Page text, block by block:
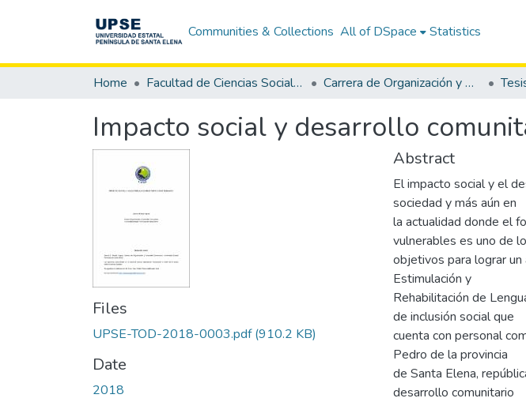
Communities & Collections All of DSpace Statistics
Home Facultad de Ciencias Sociales y de la Salud Carrera de Organización y Desarrollo Comunitario
Impacto social y desarrollo
Files
UPSE-TOD-2018-0003.pdf(910.2 KB)
Date
2018
Abstract
El impacto social y el
sociedad y más aún en
la actualidad donde el
vulnerables es uno de
objetivos para lograr
Estimulación y
Rehabilitación de
de inclusión social que
cuenta con personal
Pedro de la provincia
de Santa Elena,
desarrollo comunitario